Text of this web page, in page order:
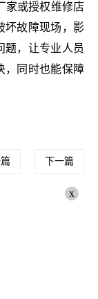
家或授权维修店
坏故障现场，影
题，让专业人员
，同时也能保障
篇 下一篇
x